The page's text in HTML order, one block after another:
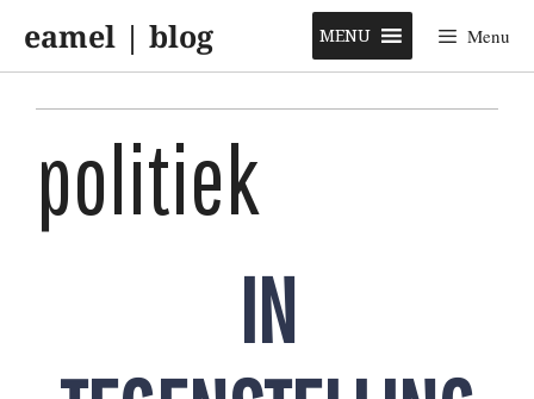
content
eamel | blog Menu
MENU
politiek
IN